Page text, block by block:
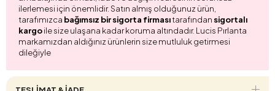
ilerlemesi için önemlidir. Satın almış olduğunuz ürün,
tarafımızca bağımsız bir sigorta firmasıtarafından sigortalı
kargoile size ulaşana kadar koruma altındadır. Lucis Pırlanta
markamızdan aldığınız ürünlerin size mutluluk getirmesi
dileğiyle